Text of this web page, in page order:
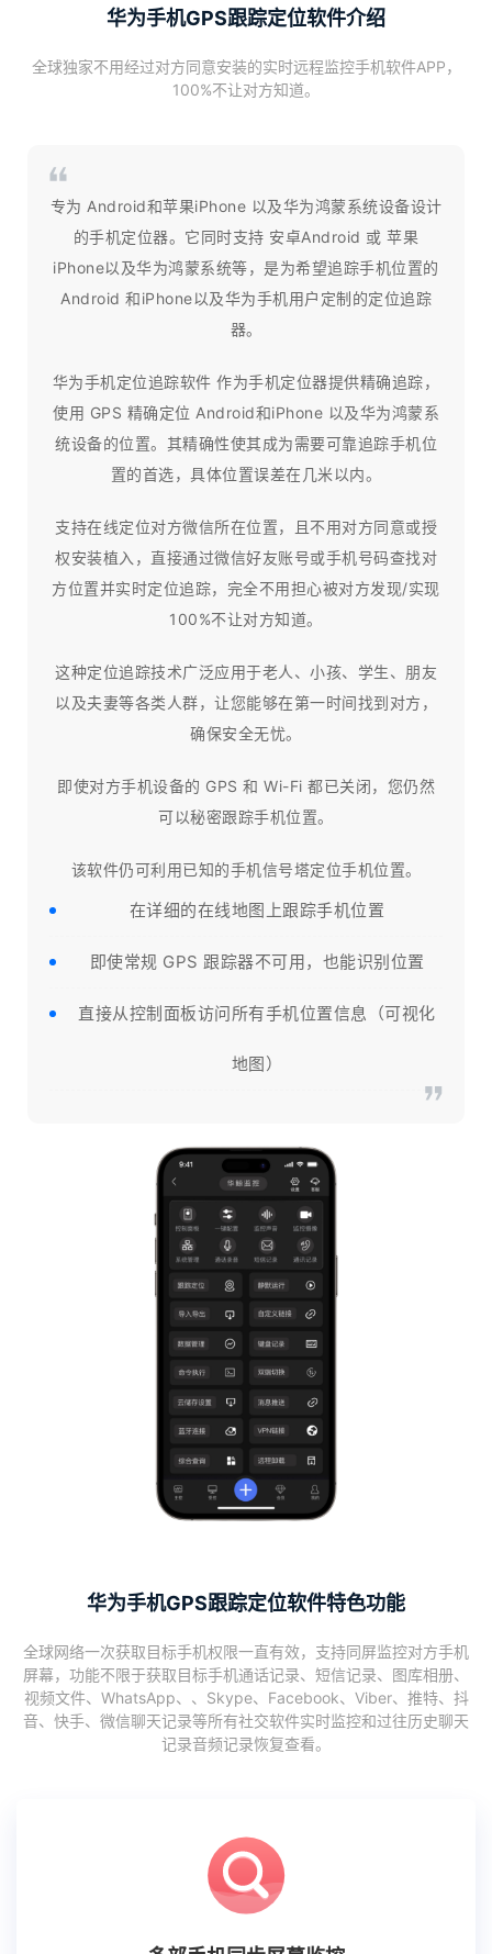
华为手机GPS跟踪定位软件介绍
全球独家不用经过对方同意安装的实时远程监控手机软件APP，
100%不让对方知道。
专为 Android和苹果iPhone 以及华为鸿蒙系统设备设计
的手机定位器。它同时支持 安卓Android 或 苹果
iPhone以及华为鸿蒙系统等，是为希望追踪手机位置的
Android 和iPhone以及华为手机用户定制的定位追踪
器。
华为手机定位追踪软件 作为手机定位器提供精确追踪，
使用 GPS 精确定位 Android和iPhone 以及华为鸿蒙系
统设备的位置。其精确性使其成为需要可靠追踪手机位
置的首选，具体位置误差在几米以内。
支持在线定位对方微信所在位置，且不用对方同意或授
权安装植入，直接通过微信好友账号或手机号码查找对
方位置并实时定位追踪，完全不用担心被对方发现/实现
100%不让对方知道。
这种定位追踪技术广泛应用于老人、小孩、学生、朋友
以及夫妻等各类人群，让您能够在第一时间找到对方，
确保安全无忧。
即使对方手机设备的 GPS 和 Wi-Fi 都已关闭，您仍然
可以秘密跟踪手机位置。
该软件仍可利用已知的手机信号塔定位手机位置。
在详细的在线地图上跟踪手机位置
即使常规 GPS 跟踪器不可用，也能识别位置
直接从控制面板访问所有手机位置信息（可视化
地图）
华为手机GPS跟踪定位软件特色功能
全球网络一次获取目标手机权限一直有效，支持同屏监控对方手机
屏幕，功能不限于获取目标手机通话记录、短信记录、图库相册、
视频文件、WhatsApp、、Skype、Facebook、Viber、推特、抖
音、快手、微信聊天记录等所有社交软件实时监控和过往历史聊天
记录音频记录恢复查看。